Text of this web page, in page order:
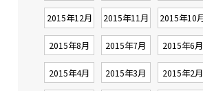
2015年12月 2015年11月 2015年10
2015年8月 2015年7月 2015年6月
2015年4月 2015年3月 2015年2月